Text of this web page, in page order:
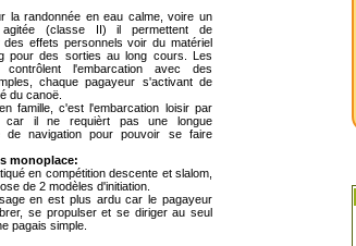
la randonnée en eau calme, voire un
(classe II) il permettent de
des effets personnels voir du matériel
pour des sorties au long cours. Les
contrôlent l'embarcation avec des
chaque pagayeur s'activant de
du canoë.
famille, c'est l'embarcation loisir par
car il ne requièrt pas une longue
de navigation pour pouvoir se faire
monoplace:
en compétition descente et slalom,
de 2 modèles d'initiation.
en est plus ardu car le pagayeur
se propulser et se diriger au seul
pagais simple.